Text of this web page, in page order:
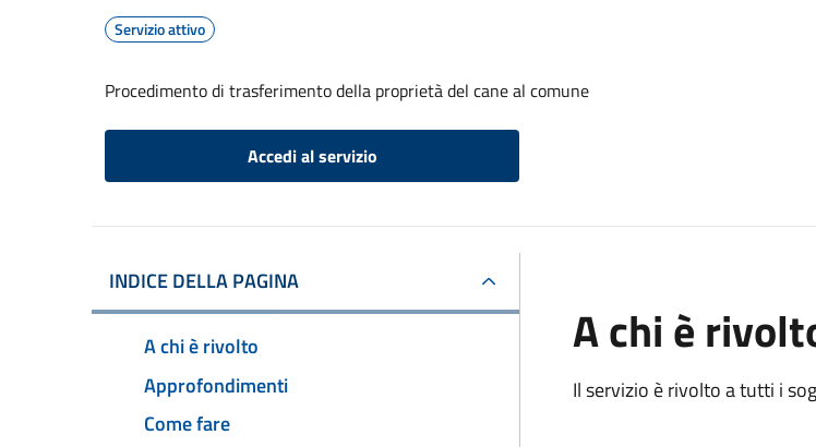
Servizio attivo
Procedimento di trasferimento della proprietà del cane al comune
Accedi al servizio
INDICE DELLA PAGINA
A chi è rivolto
Approfondimenti
Come fare
A chi è
Il servizio è rivolto a tutti i